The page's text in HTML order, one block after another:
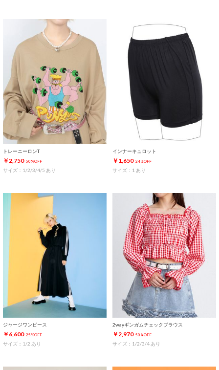
トレーニーロンT
￥2,750 50%OFF
サイズ：1/2/3/4/5 あり
インナーキュロット
￥1,650 24%OFF
サイズ：1 あり
ジャージワンピース
￥6,600 25%OFF
サイズ：1/2 あり
2wayギンガムチェックブラウス
￥2,970 50%OFF
サイズ：1/2/3/4 あり